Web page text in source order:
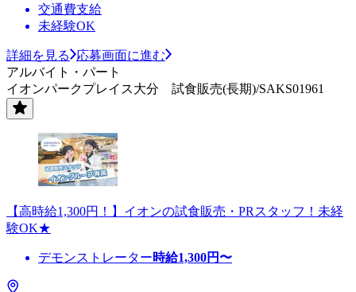
交通費支給
未経験OK
詳細を見る
応募画面に進む
アルバイト・パート
イオンパークプレイス大分 試食販売(長期)/SAKS01961
【高時給1,300円！】イオンの試食販売・PRスタッフ！未経
験OK★
デモンストレーター時給1,300円〜